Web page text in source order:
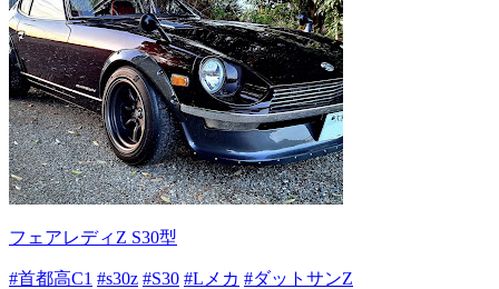
フェアレディZ S30型
#首都高C1 #s30z #S30 #Lメカ #ダットサンZ